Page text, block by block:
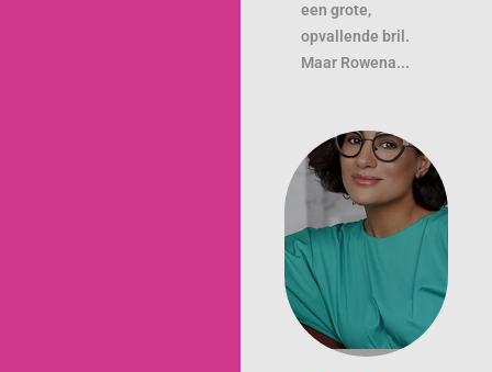
een grote,
opvallende bril.
Maar Rowena...